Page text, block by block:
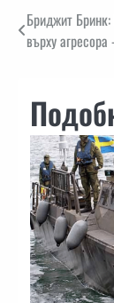
Навигация
Бриджит
върху